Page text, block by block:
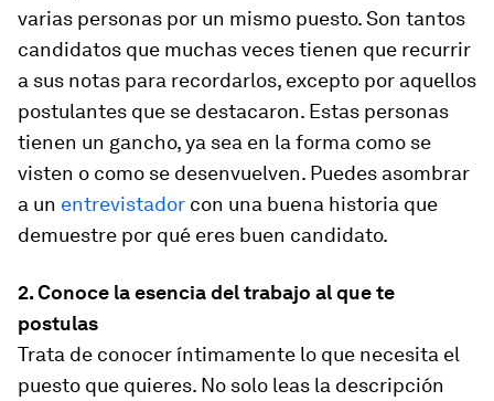
varias personas por un mismo puesto. Son tantos
candidatos que muchas veces tienen que recurrir
a sus notas para recordarlos, excepto por aquellos
postulantes que se destacaron. Estas personas
tienen un gancho, ya sea en la forma como se
visten o como se desenvuelven. Puedes asombrar
a un entrevistador con una buena historia que
demuestre por qué eres buen candidato.
2. Conoce la esencia del trabajo al que te
postulas
Trata de conocer íntimamente lo que necesita el
puesto que quieres. No solo leas la descripción